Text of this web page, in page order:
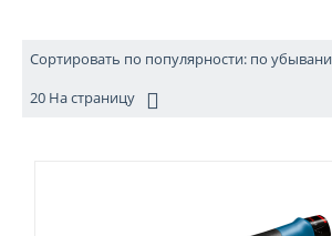
Сортировать по популярности: по
20 На страницу